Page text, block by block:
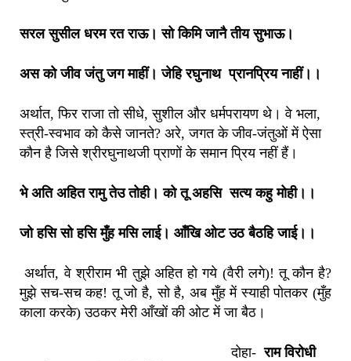
सरल सुसील धरम रत राऊ। सो किमि जानै तीय सुभाऊ।
अस को जीव जंतु जग माहीं। जेहि रघुनाथ प्रानप्रिय नाहीं।।
अर्थात, फिर राजा तो सीधे, सुशील और धर्मपरायण थे। वे भला,
स्त्री-स्वभाव को कैसे जानते? अरे, जगत के जीव-जंतुओं में ऐसा
कौन है जिसे श्रीरघुनाथजी प्राणों के समान प्रिय नहीं हैं।
भे अति अहित रामु तेउ तोही। को तू अहसि सत्य कहु मोही।।
जो हसि सो हसि मुँह मसि लाई। आँखि ओट उठ बैठहि जाई।।
अर्थात, वे श्रीराम भी तुझे अहित हो गये (वैरी लगे)! तू कौन है?
मुझे सच-सच कह! तू जो है, सो है, अब मुँह में स्याही पोतकर (मुँह
काला करके) उठकर मेरी आँखों की ओट में जा बैठ।
दोहा-राम विरोधी